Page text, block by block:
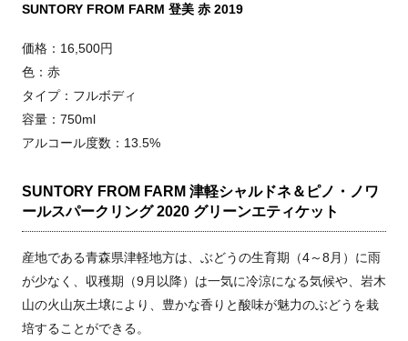
SUNTORY FROM FARM 登美 赤 2019
価格：16,500円
色：赤
タイプ：フルボディ
容量：750ml
アルコール度数：13.5%
SUNTORY FROM FARM 津軽シャルドネ＆ピノ・ノワ
ールスパークリング 2020 グリーンエティケット
産地である青森県津軽地方は、ぶどうの生育期（4～8月）に雨
が少なく、収穫期（9月以降）は一気に冷涼になる気候や、岩木
山の火山灰土壌により、豊かな香りと酸味が魅力のぶどうを栽
培することができる。